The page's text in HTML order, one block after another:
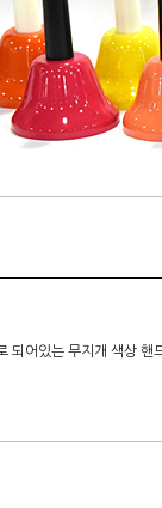
되어있는 무지개 색상 핸